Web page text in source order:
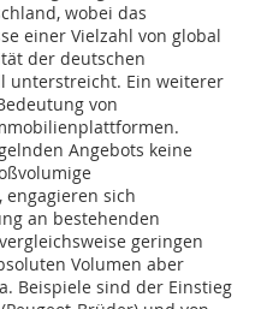
wobei das
einer Vielzahl von global
der deutschen
unterstreicht. Ein weiterer
von
Angebots keine
sich
an bestehenden
geringen
Volumen aber
Beispiele sind der Einstieg